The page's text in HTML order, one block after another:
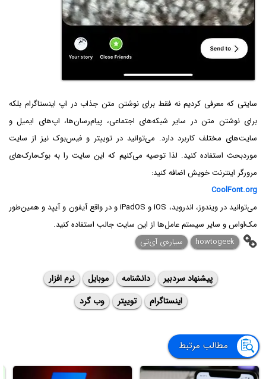
سایتی که معرفی کردیم نه فقط برای نوشتن متن جذاب در اپ اینستاگرام بلکه
برای نوشتن متن در سایر شبکه‌های اجتماعی، پیام‌رسان‌ها، اپ‌های ایمیل و
سایت‌های مختلف کاربرد دارد. می‌توانید در توییتر و فیس‌بوک نیز از سایت
موردبحث استفاده کنید. لذا توصیه می‌کنیم که این سایت را به بوک‌مارک‌های
مرورگر اینترنت خویش اضافه کنید:
CoolFont.org
می‌توانید در ویندوز، اندروید، iOS و iPadOS و در واقع آیفون و آیپد و همین‌طور
مک‌او‌اس و سایر سیستم عامل‌ها از این سایت جالب استفاده کنید.
howtogeek
سیاره‌ی آی‌تی
پیشنهاد سردبیر دانشنامه موبایل
نرم افزار
اینستاگرام
توییتر وب گرد
مطالب مرتبط